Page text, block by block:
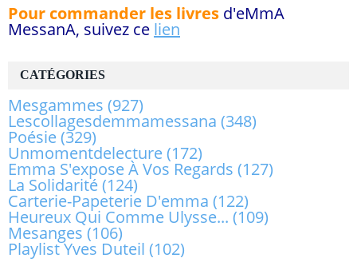
CATÉGORIES
Mesgammes (927)
Lescollagesdemmamessana (348)
Poésie(329)
Unmomentdelecture(172)
Emma S'expose À Vos Regards (127)
La Solidarité(124)
Carterie-Papeterie D'emma (122)
Heureux Qui Comme Ulysse... (109)
Mesanges (106)
Playlist Yves Duteil (102)
Pour commander les livres d'eMmA
MessanA, suivez ce lien